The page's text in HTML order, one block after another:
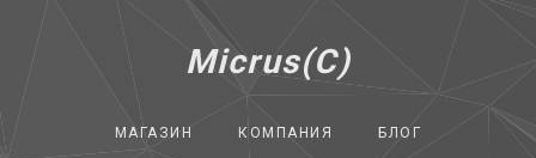
Micrus(C)
МАГАЗИН КОМПАНИЯ БЛОГ